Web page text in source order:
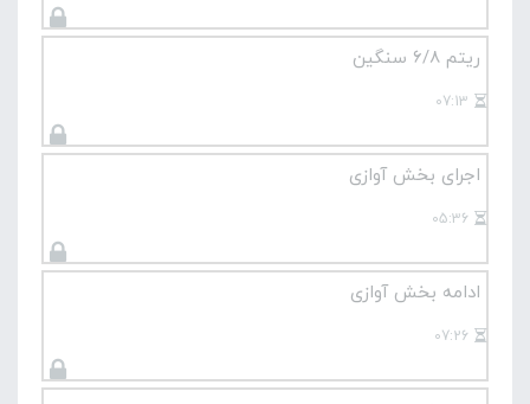
ریتم 6/8 سنگین
07:13
اجرای بخش آوازی
05:36
ادامه بخش آوازی
07:26